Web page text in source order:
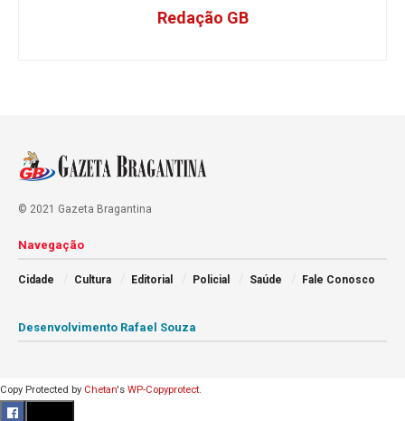
Redação GB
© 2021 Gazeta Bragantina
Navegação
Cidade Cultura Editorial Policial Saúde Fale Conosco
Desenvolvimento Rafael Souza
Copy Protected by Chetan's WP-Copyprotect.